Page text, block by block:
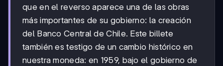
que en el reverso aparece una de las obras
más importantes de su gobierno: la creación
del Banco Central de Chile. Este billete
también es testigo de un cambio histórico en
nuestra moneda: en 1959, bajo el gobierno de